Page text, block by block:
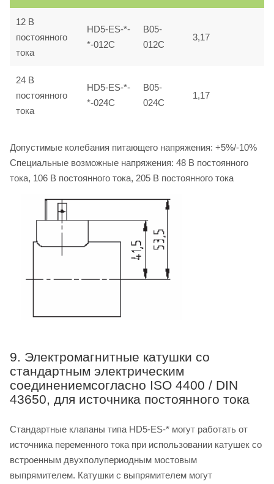
12 B
постоянного
тока
HD5-ES-*-
*-012C
B05-
012C
3,17
24 B
постоянного
тока
HD5-ES-*-
*-024C
B05-
024C
1,17
Допустимые колебания питающего напряжения: +5%/-10%
Специальные возможные напряжения: 48 B постоянного
тока, 106 B постоянного тока, 205 B постоянного тока
9. Электромагнитные катушки со
стандартным электрическим
соединениемсогласно ISO 4400 / DIN
43650, для источника постоянного тока
Стандартные клапаны типа HD5-ES-* могут работать от
источника переменного тока при использовании катушек со
встроенным двухполупериодным мостовым
выпрямителем. Катушки с выпрямителем могут